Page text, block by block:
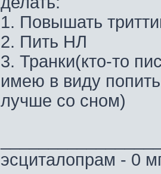
1. Повышать
2. Пить НЛ
3. Транки(кто-то
имею в виду
лучше со сном)
эсциталопрам - 0